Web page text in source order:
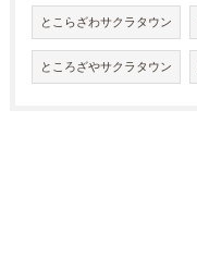
とこらざわサクラタウン
ところざやサクラタウン